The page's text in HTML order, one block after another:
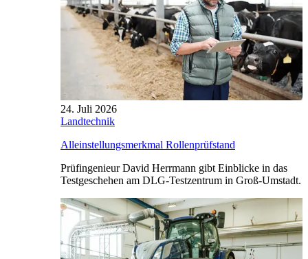
24. Juli 2026
Landtechnik
Alleinstellungsmerkmal Rollenprüfstand
Prüfingenieur David Herrmann gibt Einblicke in das
Testgeschehen am DLG-Testzentrum in Groß-Umstadt.